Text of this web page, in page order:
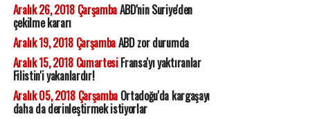
Aralık 26, 2018 ÇarşambaABD'nin Suriye'den
çekilme kararı
Aralık 19, 2018 ÇarşambaABD zor durumda
Aralık 15, 2018 CumartesiFransa'yı yaktıranlar
Filistin'i yakanlardır!
Aralık 05, 2018 ÇarşambaOrtadoğu'da kargaşayı
daha da derinleştirmek istiyorlar